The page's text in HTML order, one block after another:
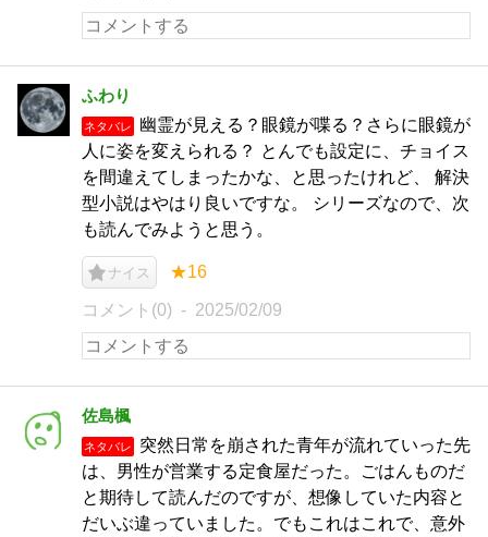
ふわり
ネタバレ
幽霊が見える？眼鏡が喋る？さらに眼鏡が
人に姿を変えられる？ とんでも設定に、チョイス
を間違えてしまったかな、と思ったけれど、 解決
型小説はやはり良いですな。 シリーズなので、次
も読んでみようと思う。
ナイス ★16
コメント(0) 2025/02/09
佐島楓
ネタバレ
突然日常を崩された青年が流れていった先
は、男性が営業する定食屋だった。ごはんものだ
と期待して読んだのですが、想像していた内容と
だいぶ違っていました。でもこれはこれで、意外